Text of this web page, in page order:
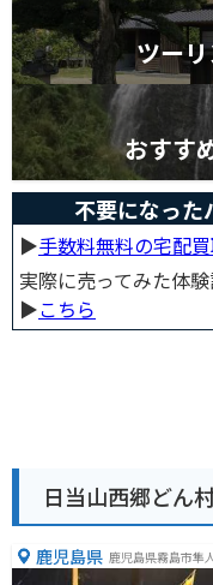
ツー
おすす
不要になった
▶︎手数料無料の宅配
実際に売ってみた体
▶︎こちら
日当山西郷どん
鹿児島県 鹿児島県霧島市隼